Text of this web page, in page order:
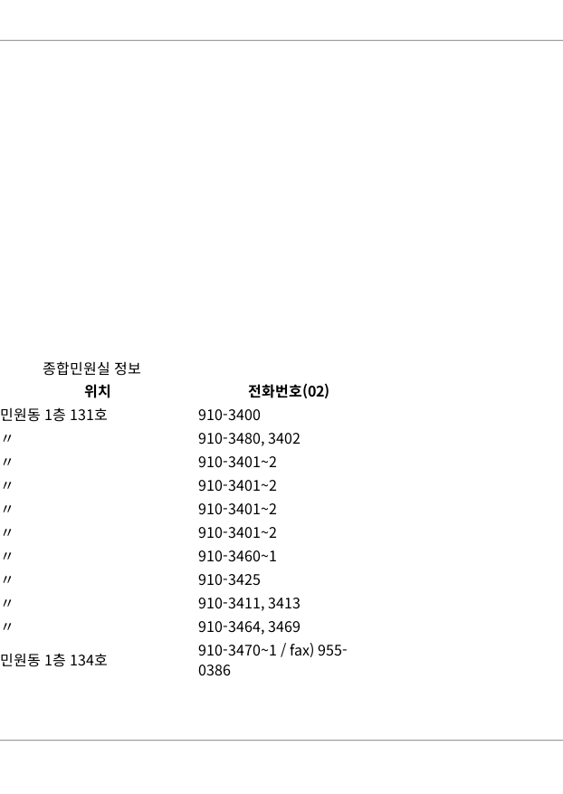
종합민원실 정보
위치
전화번호(02)
민원동 1층 131호
910-3400
〃
910-3480, 3402
〃
910-3401~2
〃
910-3401~2
〃
910-3401~2
〃
910-3401~2
〃
910-3460~1
〃
910-3425
〃
910-3411, 3413
〃
910-3464, 3469
민원동 1층 134호
910-3470~1 / fax) 955-
0386